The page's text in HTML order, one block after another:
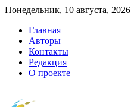
Понедельник, 10 августа, 2026
Главная
Авторы
Контакты
Редакция
О проекте